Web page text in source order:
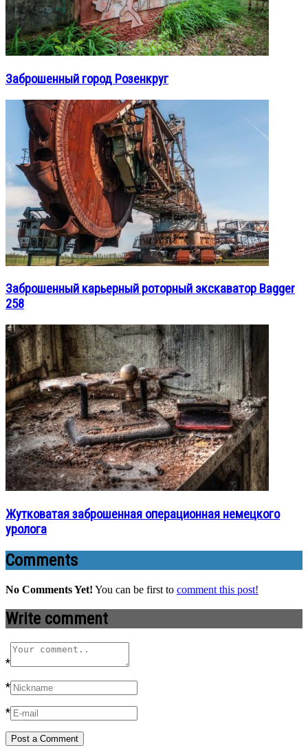
Заброшенный город Розенкруг
Заброшенный карьерный роторный экскаватор Bagger
258
Жутковатая заброшенная операционная немецкого
уролога
Comments
No Comments Yet! You can be first to comment this post!
Write comment
*
*
*